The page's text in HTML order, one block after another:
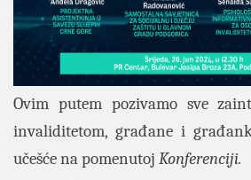
Ovim putem pozivamo sve
invaliditetom, građane i
učešće na pomenutoj Konferenciji.